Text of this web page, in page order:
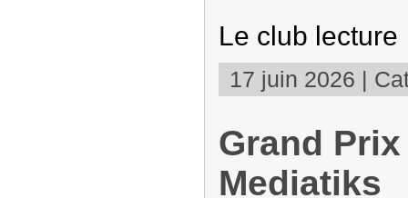
Le club lecture
17 juin 2026 |
Grand
Mediatiks